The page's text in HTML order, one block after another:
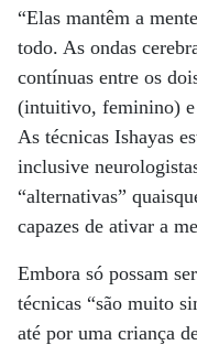
“Elas mantêm a
todo. As ondas
contínuas entre os
(intuitivo, feminino) e
As técnicas Ishayas
inclusive
“alternativas”
capazes de ativar a
Embora só possam
técnicas “são muito
até por uma criança